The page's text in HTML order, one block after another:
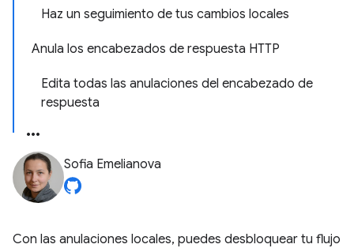
Haz un seguimiento de tus cambios locales
Anula los encabezados de respuesta HTTP
Edita todas las anulaciones del encabezado de
respuesta
Sofia Emelianova
Con las anulaciones locales, puedes desbloquear tu flujo